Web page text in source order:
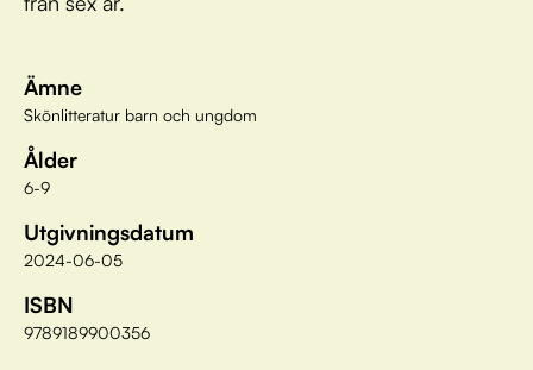
Ämne
Skönlitteratur barn och ungdom
Ålder
6-9
Utgivningsdatum
2024-06-05
ISBN
9789189900356